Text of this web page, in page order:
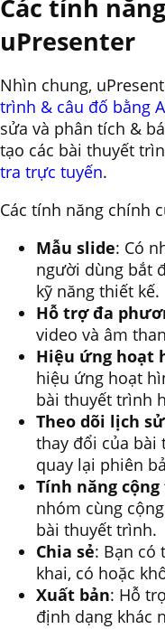
Các tính
uPresenter
Nhìn chung,
trình & câu đố bằng
sửa và phân tích &
tạo các bài thuyết
tra trực tuyến.
Các tính năng chính
Mẫu slide: Có
người dùng bắt
kỹ năng thiết kế.
Hỗ trợ đa
video và âm
Hiệu ứng hoạt
hiệu ứng hoạt
bài thuyết trình
Theo dõi lịch
thay đổi của bài
quay lại phiên
Tính năng cộng
nhóm cùng
bài thuyết trình.
Chia sẻ: Bạn có
khai, có hoặc
Xuất bản: Hỗ
định dạng khác